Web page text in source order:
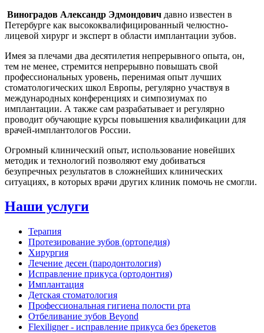
Виноградов Александр Эдмондович давно известен в
Петербурге как высококвалифицированный челюстно-
лицевой хирург и эксперт в области имплантации зубов.
Имея за плечами два десятилетия непрерывного опыта, он,
тем не менее, стремится непрерывно повышать свой
профессиональных уровень, перенимая опыт лучших
стоматологических школ Европы, регулярно участвуя в
международных конференциях и симпозиумах по
имплантации. А также сам разрабатывает и регулярно
проводит обучающие курсы повышения квалификации для
врачей-имплантологов России.
Огромный клинический опыт, использование новейших
методик и технологий позволяют ему добиваться
безупречных результатов в сложнейших клинических
ситуациях, в которых врачи других клиник помочь не смогли.
Наши услуги
Терапия
Протезирование зубов (ортопедия)
Хирургия
Лечение десен (пародонтология)
Исправление прикуса (ортодонтия)
Имплантация
Детская стоматология
Профессиональная гигиена полости рта
Отбеливание зубов Beyond
Flexiligner - исправление прикуса без брекетов